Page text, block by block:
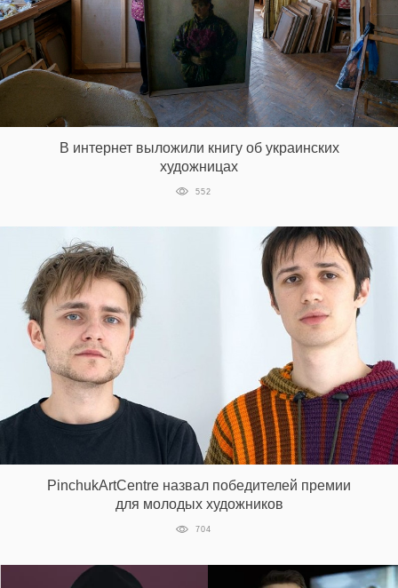
EN
UA
В интернет выложили книгу об украинских
художницах
552
PinchukArtCentre назвал победителей премии
для молодых художников
704